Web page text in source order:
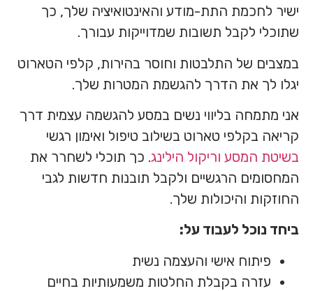
ישיר לחכמת התת-מודע והאינטואיציה שלך, כך
שתוכלי לקבל תשובות שמדוייקות עבורך.
במצבים של התלבטות וחוסר בהירות, קלפי הטארוט
יגלו לך את הדרך להגשמת המטרות שלך.
אני מתמחה בליווי נשים במסע להגשמה עצמית דרך
קריאה בקלפי טארוט בשילוב טיפול ואימון רגשי
בשיטת המסע וריקול הילינג. כך תוכלי לשחרר את
המחסומים הרגשיים ולקבל תובנות חדשות לגבי
החוזקות והיכולות שלך.
ביחד נוכל לעבוד על:
פיתוח אישי והעצמה נשית
עזרה בקבלת החלטות משמעותיות בחיים